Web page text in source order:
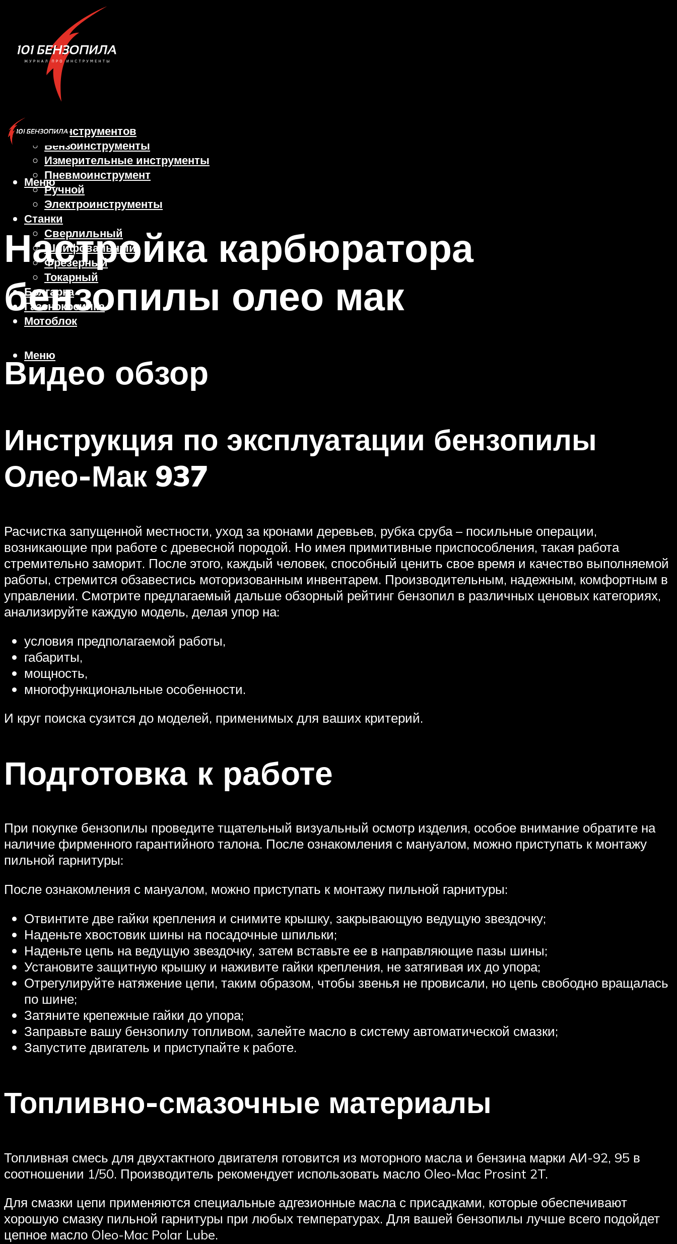
Виды инструментов
Бензоинструменты
Измерительные инструменты
Пневмоинструмент
Ручной
Электроинструменты
Станки
Сверлильный
Шлифовальный
Фрезерный
Токарный
Болгарка
Газонокосилка
Мотоблок
Меню
Меню
Настройка карбюратора
бензопилы олео мак
Видео обзор
Инструкция по эксплуатации бензопилы
Олео-Мак 937
Расчистка запущенной местности, уход за кронами деревьев, рубка сруба – посильные операции,
возникающие при работе с древесной породой. Но имея примитивные приспособления, такая работа
стремительно заморит. После этого, каждый человек, способный ценить свое время и качество выполняемой
работы, стремится обзавестись моторизованным инвентарем. Производительным, надежным, комфортным в
управлении. Смотрите предлагаемый дальше обзорный рейтинг бензопил в различных ценовых категориях,
анализируйте каждую модель, делая упор на:
условия предполагаемой работы,
габариты,
мощность,
многофункциональные особенности.
И круг поиска сузится до моделей, применимых для ваших критерий.
Подготовка к работе
При покупке бензопилы проведите тщательный визуальный осмотр изделия, особое внимание обратите на
наличие фирменного гарантийного талона. После ознакомления с мануалом, можно приступать к монтажу
пильной гарнитуры:
После ознакомления с мануалом, можно приступать к монтажу пильной гарнитуры:
Отвинтите две гайки крепления и снимите крышку, закрывающую ведущую звездочку;
Наденьте хвостовик шины на посадочные шпильки;
Наденьте цепь на ведущую звездочку, затем вставьте ее в направляющие пазы шины;
Установите защитную крышку и наживите гайки крепления, не затягивая их до упора;
Отрегулируйте натяжение цепи, таким образом, чтобы звенья не провисали, но цепь свободно вращалась
по шине;
Затяните крепежные гайки до упора;
Заправьте вашу бензопилу топливом, залейте масло в систему автоматической смазки;
Запустите двигатель и приступайте к работе.
Топливно-смазочные материалы
Топливная смесь для двухтактного двигателя готовится из моторного масла и бензина марки АИ-92, 95 в
соотношении 1/50. Производитель рекомендует использовать масло Oleo-Mac Prosint 2T.
Для смазки цепи применяются специальные адгезионные масла с присадками, которые обеспечивают
хорошую смазку пильной гарнитуры при любых температурах. Для вашей бензопилы лучше всего подойдет
цепное масло Oleo-Mac Polar Lube.